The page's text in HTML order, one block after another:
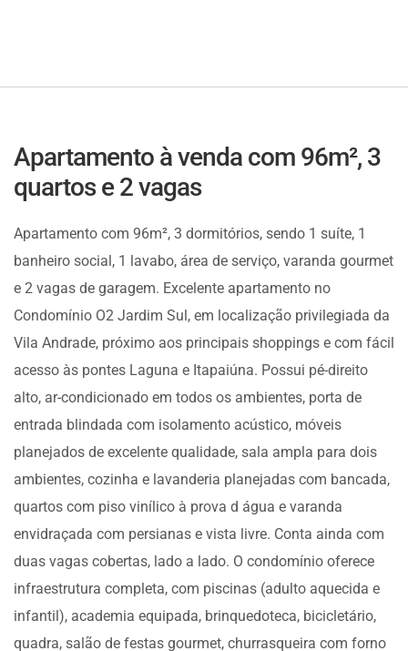
Apartamento à venda com 96m², 3
quartos e 2 vagas
Apartamento com 96m², 3 dormitórios, sendo 1 suíte, 1
banheiro social, 1 lavabo, área de serviço, varanda gourmet
e 2 vagas de garagem. Excelente apartamento no
Condomínio O2 Jardim Sul, em localização privilegiada da
Vila Andrade, próximo aos principais shoppings e com fácil
acesso às pontes Laguna e Itapaiúna. Possui pé-direito
alto, ar-condicionado em todos os ambientes, porta de
entrada blindada com isolamento acústico, móveis
planejados de excelente qualidade, sala ampla para dois
ambientes, cozinha e lavanderia planejadas com bancada,
quartos com piso vinílico à prova d água e varanda
envidraçada com persianas e vista livre. Conta ainda com
duas vagas cobertas, lado a lado. O condomínio oferece
infraestrutura completa, com piscinas (adulto aquecida e
infantil), academia equipada, brinquedoteca, bicicletário,
quadra, salão de festas gourmet, churrasqueira com forno